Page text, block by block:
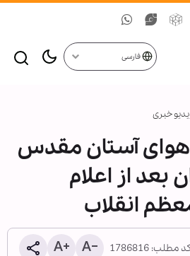
فارسی
خبری
هوای آستان مقدس
از اعلام
انقلاب
مطلب: 1786816